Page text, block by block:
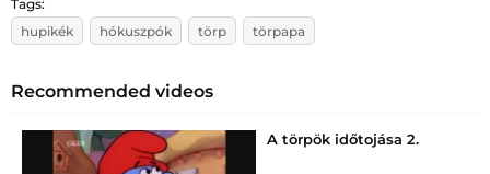
Tags:
hupikék
hókuszpók törp törpapa
Recommended videos
A törpök időtojása 2.